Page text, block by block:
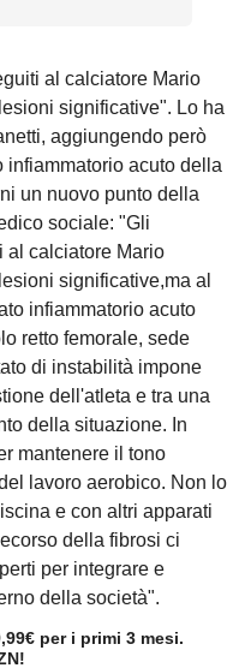
al calciatore Mario
significative". Lo ha
aggiungendo però
infiammatorio acuto della
un nuovo punto della
sociale: "Gli
al calciatore Mario
significative,ma al
infiammatorio acuto
retto femorale, sede
di instabilità impone
dell'atleta e tra una
della situazione. In
mantenere il tono
lavoro aerobico. Non lo
e con altri apparati
della fibrosi ci
per integrare e
della società".
per i primi 3 mesi.